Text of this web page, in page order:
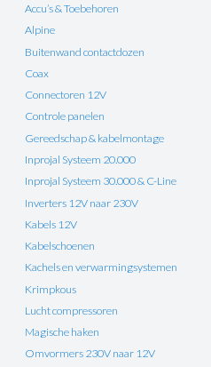
Accu’s & Toebehoren
Alpine
Buitenwand contactdozen
Coax
Connectoren 12V
Controle panelen
Gereedschap & kabelmontage
Inprojal Systeem 20.000
Inprojal Systeem 30.000 & C-Line
Inverters 12V naar 230V
Kabels 12V
Kabelschoenen
Kachels en verwarmingsystemen
Krimpkous
Lucht compressoren
Magische haken
Omvormers 230V naar 12V